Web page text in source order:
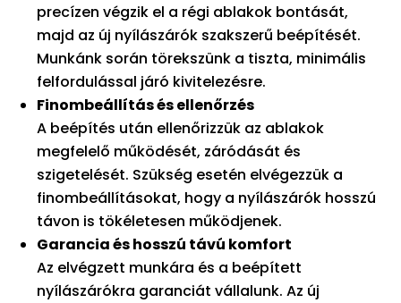
precízen végzik el a régi ablakok bontását,
majd az új nyílászárók szakszerű beépítését.
Munkánk során törekszünk a tiszta, minimális
felfordulással járó kivitelezésre.
Finombeállítás és ellenőrzés
A beépítés után ellenőrizzük az ablakok
megfelelő működését, záródását és
szigetelését. Szükség esetén elvégezzük a
finombeállításokat, hogy a nyílászárók hosszú
távon is tökéletesen működjenek.
Garancia és hosszú távú komfort
Az elvégzett munkára és a beépített
nyílászárókra garanciát vállalunk. Az új